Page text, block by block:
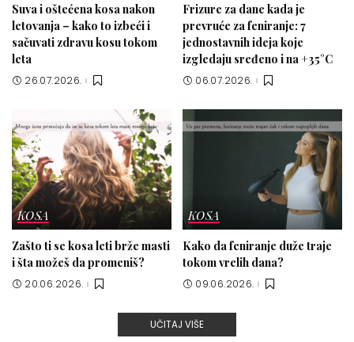
Suva i oštećena kosa nakon
letovanja – kako to izbeći i
sačuvati zdravu kosu tokom
leta
26.07.2026.
Frizure za dane kada je
prevruće za feniranje: 7
jednostavnih ideja koje
izgledaju sređeno i na +35°C
06.07.2026.
KOSA
Zašto ti se kosa leti brže masti
i šta možeš da promeniš?
20.06.2026.
KOSA
Kako da feniranje duže traje
tokom vrelih dana?
09.06.2026.
UČITAJ VIŠE